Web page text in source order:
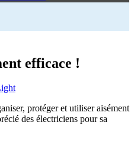
efficace !
protéger et utiliser aisément
des électriciens pour sa